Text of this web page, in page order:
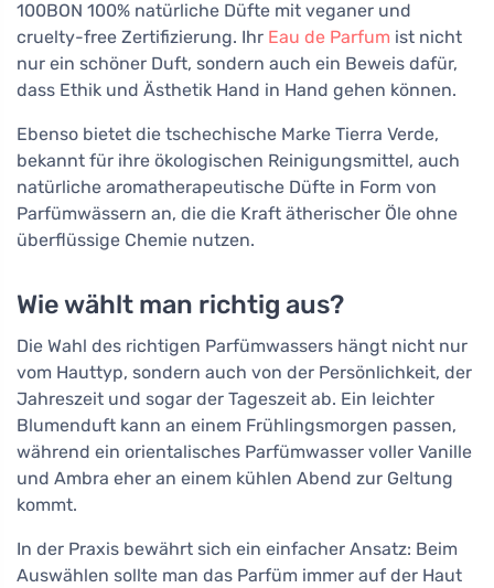
100BON 100% natürliche Düfte mit veganer und
cruelty-free Zertifizierung. Ihr Eau de Parfum ist nicht
nur ein schöner Duft, sondern auch ein Beweis dafür,
dass Ethik und Ästhetik Hand in Hand gehen können.
Ebenso bietet die tschechische Marke Tierra Verde,
bekannt für ihre ökologischen Reinigungsmittel, auch
natürliche aromatherapeutische Düfte in Form von
Parfümwässern an, die die Kraft ätherischer Öle ohne
überflüssige Chemie nutzen.
Wie wählt man richtig aus?
Die Wahl des richtigen Parfümwassers hängt nicht nur
vom Hauttyp, sondern auch von der Persönlichkeit, der
Jahreszeit und sogar der Tageszeit ab. Ein leichter
Blumenduft kann an einem Frühlingsmorgen passen,
während ein orientalisches Parfümwasser voller Vanille
und Ambra eher an einem kühlen Abend zur Geltung
kommt.
In der Praxis bewährt sich ein einfacher Ansatz: Beim
Auswählen sollte man das Parfüm immer auf der Haut